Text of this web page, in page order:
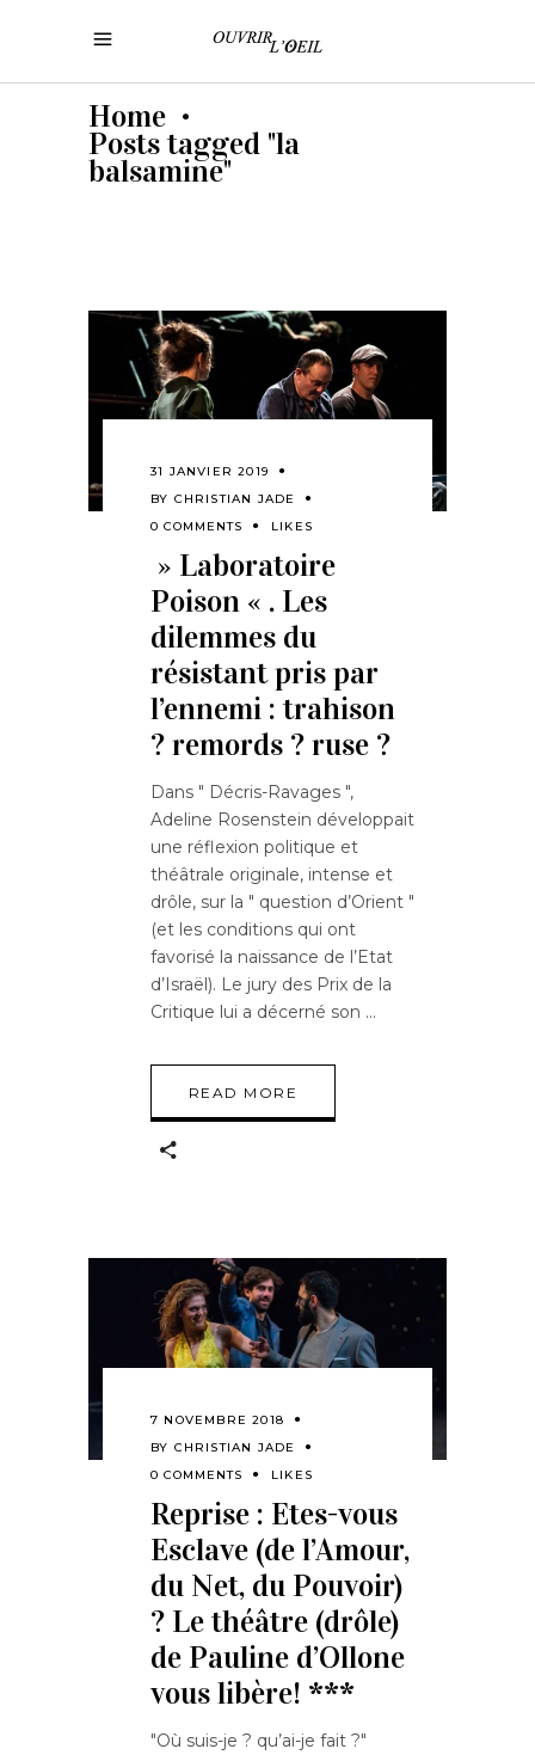
Home •
Posts tagged "la
balsamine"
31 JANVIER 2019
BY CHRISTIAN JADE
0 COMMENTS
LIKES
» Laboratoire
Poison « . Les
dilemmes du
résistant pris par
l’ennemi : trahison
? remords ? ruse ?
Dans " Décris-Ravages ",
Adeline Rosenstein développait
une réflexion politique et
théâtrale originale, intense et
drôle, sur la " question d’Orient "
(et les conditions qui ont
favorisé la naissance de l’Etat
d’Israël). Le jury des Prix de la
Critique lui a décerné son
READ MORE
7 NOVEMBRE 2018
BY CHRISTIAN JADE
0 COMMENTS
LIKES
Reprise : Etes-vous
Esclave (de l’Amour,
du Net, du Pouvoir)
? Le théâtre (drôle)
de Pauline d’Ollone
vous libère! ***
"Où suis-je ? qu’ai-je fait ?"